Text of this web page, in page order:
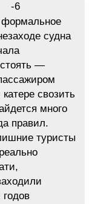
-6
формальное
судна
—
свозить
много
правил.
туристы